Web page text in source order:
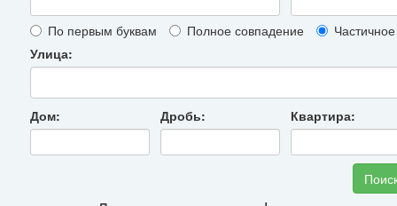
По первым буквам Полное совпадение
Частичное
Улица:
Дом: Дробь: Квартира: